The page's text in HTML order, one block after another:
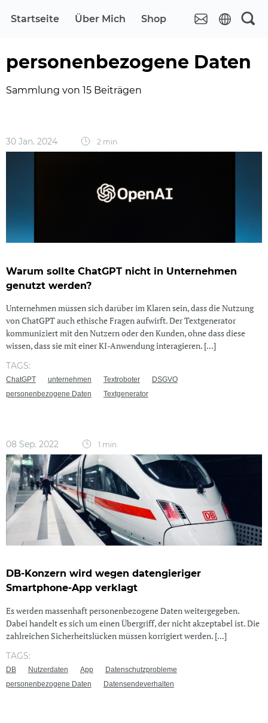
Startseite Über Mich Shop
personenbezogene Daten
Sammlung von 15 Beiträgen
30 Jan. 2024 2 min
Warum sollte ChatGPT nicht in Unternehmen
genutzt werden?
Unternehmen müssen sich darüber im Klaren sein, dass die Nutzung
von ChatGPT auch ethische Fragen aufwirft. Der Textgenerator
kommuniziert mit den Nutzern oder den Kunden, ohne dass diese
wissen, dass sie mit einer KI-Anwendung interagieren. [...]
TAGS:
ChatGPT unternehmen Textroboter
DSGVO
personenbezogene Daten
Textgenerator
08 Sep. 2022 1 min
DB-Konzern wird wegen datengieriger
Smartphone-App verklagt
Es werden massenhaft personenbezogene Daten weitergegeben.
Dabei handelt es sich um einen Übergriff, der nicht akzeptabel ist. Die
zahlreichen Sicherheitslücken müssen korrigiert werden. [...]
TAGS:
DB Nutzerdaten App
Datenschutzprobleme
personenbezogene Daten
Datensendeverhalten